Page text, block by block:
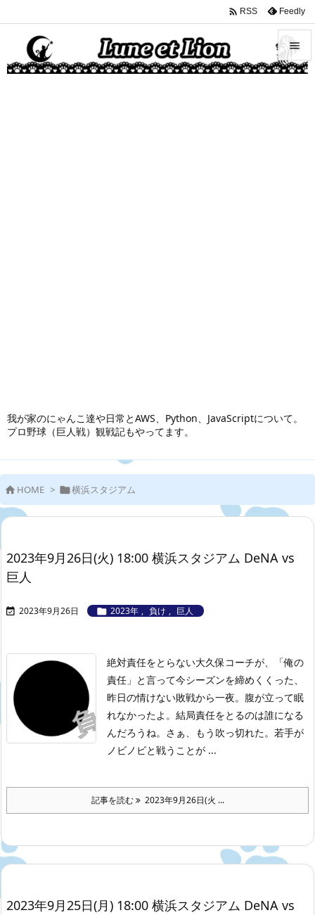
我が家のにゃんこ達や日常とAWS、Python、JavaScriptについて。
プロ野球（巨人戦）観戦記もやってます。


 RSS Feedly
 HOME > 横浜スタジアム
2023年9月26日(火) 18:00 横浜スタジアム DeNA vs
巨人
 2023年9月26日  2023年 , 負け , 巨人
絶対責任をとらない大久保コーチが、「俺の
責任」と言って今シーズンを締めくくった、
昨日の情けない敗戦から一夜。腹が立って眠
れなかったよ。結局責任をとるのは誰になる
んだろうね。 さぁ、もう吹っ切れた。若手が
ノビノビと戦うことが ...
記事を読む 2023年9月26日(火 ...
2023年9月25日(月) 18:00 横浜スタジアム DeNA vs